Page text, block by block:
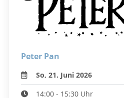
Peter Pan
So, 21. Juni 2026
14:00 - 15:30 Uhr